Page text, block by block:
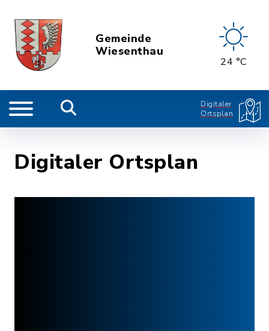
Gemeinde
Wiesenthau
24 °C
Digitaler
Ortsplan
Digitaler Ortsplan